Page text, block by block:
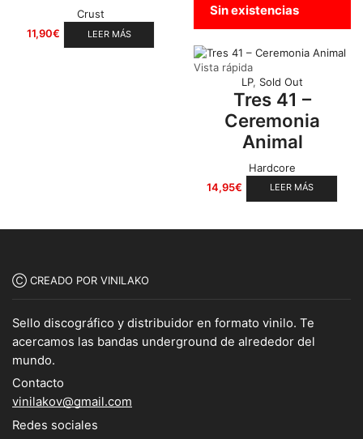
Crust
11,90€ LEER MÁS
Sin existencias
Vista rápida
LP, Sold Out
Tres 41 –
Ceremonia
Animal
Hardcore
14,95€ LEER MÁS
Ⓒ CREADO POR VINILAKO
Sello discográfico y distribuidor en formato vinilo. Te
acercamos las bandas underground de alrededor del
mundo.
Contacto
vinilakov@gmail.com
Redes sociales